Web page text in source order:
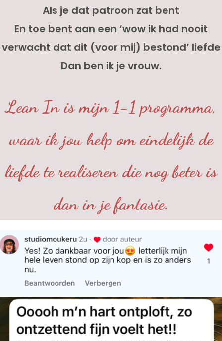
Als je dat patroon zat bent
En toe bent aan een ‘wow ik had nooit
verwacht dat dit (voor mij) bestond’ liefde
Dan ben ik je vrouw.
Lean In is mijn 1-1 programma,
waar ik jou help om eindelijk de
liefde te realiseren die nog beter is
dan in je fantasie.